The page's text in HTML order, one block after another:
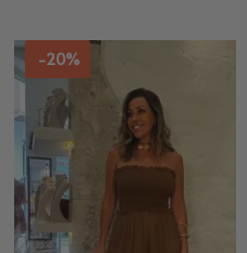
-20%